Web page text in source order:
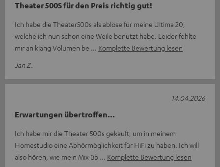
Theater 500S für den Preis richtig gut!
Ich habe die Theater500s als ablöse für meine Ultima 20,
welche ich nun schon eine Weile benutzt habe. Leider fehlte
mir an klang Volumen be
Komplette Bewertung lesen
Jan Z.
Erwartungen übertroffen...
Ich habe mir die Theater 500s gekauft, um in meinem
Homestudio eine Abhörmöglichkeit für HiFi zu haben. Ich will
also hören, wie mein Mix üb
Komplette Bewertung lesen
14.04.2026